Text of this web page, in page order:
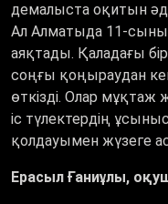
демалыста оқитын
Ал Алматыда 11-
аяқтады. Қаладағы
соңғы қоңыраудан
өткізді. Олар мұқтаж
іс түлектердің
қолдауымен жүзеге
Ерасыл Ғаниұлы,